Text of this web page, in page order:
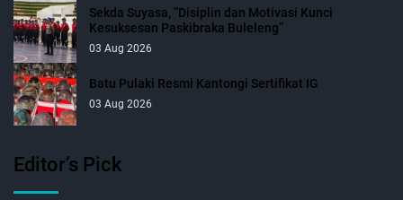
Sekda Suyasa, “Disiplin dan Motivasi Kunci
Kesuksesan Paskibraka Buleleng”
03 Aug 2026
Batu Pulaki Resmi Kantongi Sertifikat IG
03 Aug 2026
Editor’s Pick